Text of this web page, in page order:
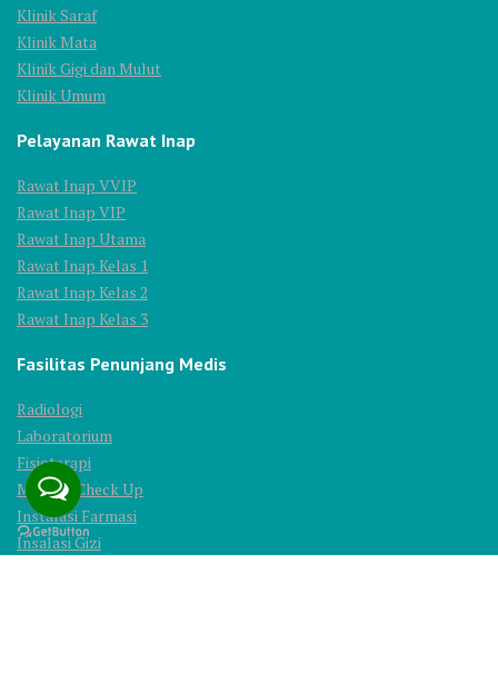
Klinik Saraf
Klinik Mata
Klinik Gigi dan Mulut
Klinik Umum
Pelayanan Rawat Inap
Rawat Inap VVIP
Rawat Inap VIP
Rawat Inap Utama
Rawat Inap Kelas 1
Rawat Inap Kelas 2
Rawat Inap Kelas 3
Fasilitas Penunjang Medis
Radiologi
Laboratorium
Fisioterapi
Medical Check Up
Instalasi Farmasi
Insalasi Gizi